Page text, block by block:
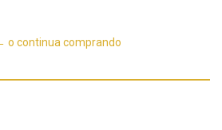
o continua comprando